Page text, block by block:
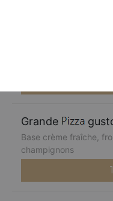
Grande
Base crème fraîche,
champignons